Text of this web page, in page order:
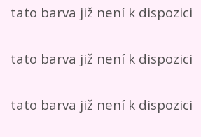
tato barva již není k dispozici
tato barva již není k dispozici
tato barva již není k dispozici